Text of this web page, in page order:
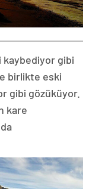
gibi
birlikte eski
gibi gözüküyor.
kare